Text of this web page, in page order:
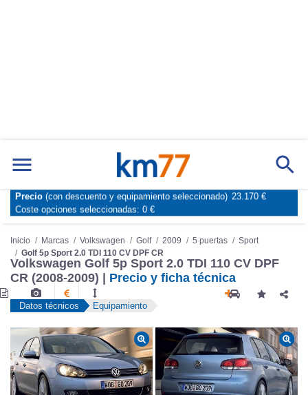
Marcas Comparador de coches
Inicio Marcas Volkswagen Golf 2009 5 puertas
Sport
Golf 5p Sport 2.0 TDI 110 CV DPF CR
Volkswagen Golf 5p Sport 2.0 TDI 110 CV DPF
CR (2008-2009) | Precio y ficha técnica
Datos técnicos Equipamiento
Precio (con descuento y equipamiento seleccionado) 23.170 €
Coste opciones seleccionadas: 0 €